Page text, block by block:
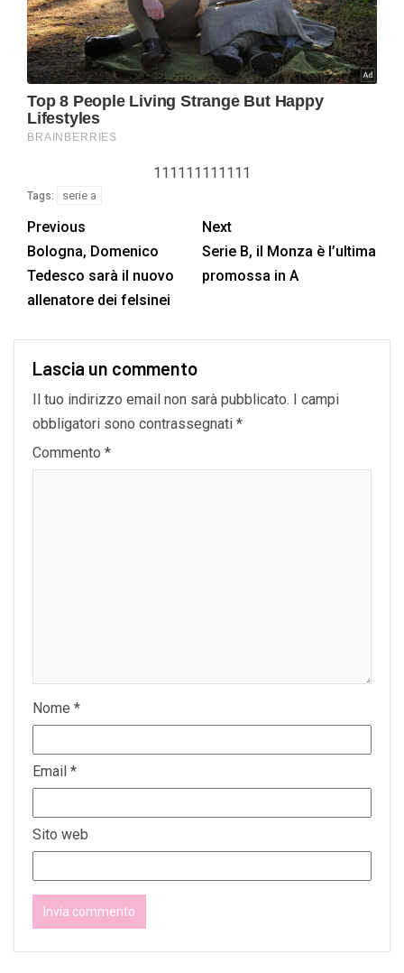
111111111111
Tags: serie a
Previous
Bologna, Domenico
Tedesco sarà il nuovo
allenatore dei felsinei
Next
Serie B, il Monza è l’ultima
promossa in A
Lascia un commento
Il tuo indirizzo email non sarà pubblicato. I campi
obbligatori sono contrassegnati *
Commento *
Nome *
Email *
Sito web